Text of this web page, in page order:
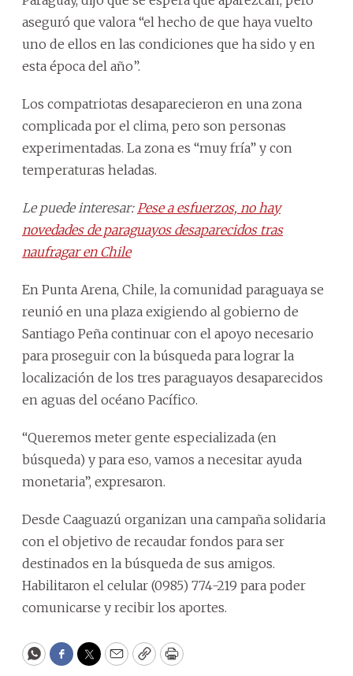
aseguró que valora “el hecho de que haya vuelto
uno de ellos en las condiciones que ha sido y en
esta época del año”.
Los compatriotas desaparecieron en una zona
complicada por el clima, pero son personas
experimentadas. La zona es “muy fría” y con
temperaturas heladas.
Le puede interesar: Pese a esfuerzos, no hay
novedades de paraguayos desaparecidos tras
naufragar en Chile
En Punta Arena, Chile, la comunidad paraguaya se
reunió en una plaza exigiendo al gobierno de
Santiago Peña continuar con el apoyo necesario
para proseguir con la búsqueda para lograr la
localización de los tres paraguayos desaparecidos
en aguas del océano Pacífico.
“Queremos meter gente especializada (en
búsqueda) y para eso, vamos a necesitar ayuda
monetaria”, expresaron.
Desde Caaguazú organizan una campaña solidaria
con el objetivo de recaudar fondos para ser
destinados en la búsqueda de sus amigos.
Habilitaron el celular (0985) 774-219 para poder
comunicarse y recibir los aportes.
WhatsApp
Facebook
Twitter
EmailCopyPrint